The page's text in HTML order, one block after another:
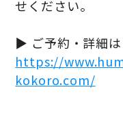
せください。
▶ ご予約・詳細
https://
kokoro.com/